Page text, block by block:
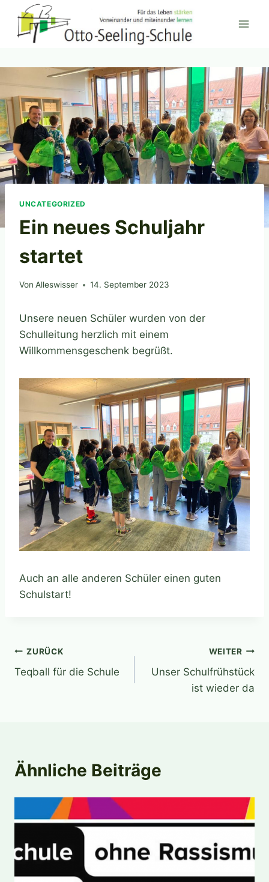
Inhalt
springen
UNCATEGORIZED
Ein neues Schuljahr
startet
Von Alleswisser 14. September 2023
Unsere neuen Schüler wurden von der
Schulleitung herzlich mit einem
Willkommensgeschenk begrüßt.
Auch an alle anderen Schüler einen guten
Schulstart!
Beitragsnavigation
ZURÜCK
Teqball für die Schule
WEITER
Unser Schulfrühstück
ist wieder da
Ähnliche Beiträge